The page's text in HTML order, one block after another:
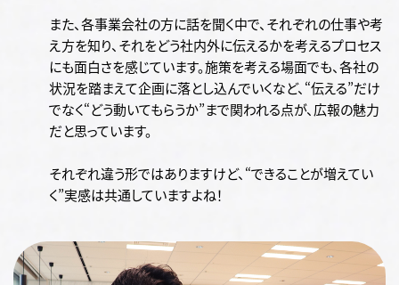
また、各事業会社の方に話を聞く中で、それぞれの仕事や考
え方を知り、それをどう社内外に伝えるかを考えるプロセス
にも面白さを感じています。施策を考える場面でも、各社の
状況を踏まえて企画に落とし込んでいくなど、“伝える”だけ
でなく“どう動いてもらうか”まで関われる点が、広報の魅力
だと思っています。
それぞれ違う形ではありますけど、“できることが増えてい
く”実感は共通していますよね！